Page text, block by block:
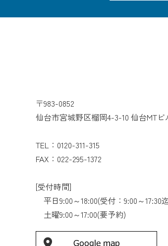
〒983-0852
仙台市宮城野区榴岡4-3-10 仙台MTビ
TEL：0120-311-315
FAX：022-295-1372
[受付時間]
平日9:00～18:00(受付：9:00～17:30
土曜9:00～17:00(要予約)